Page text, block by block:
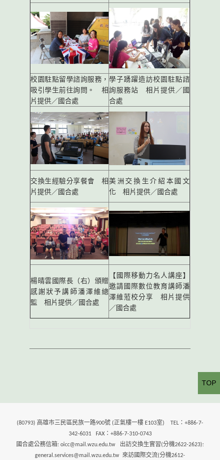
校園駐點留學諮詢服務，
吸引學生前往詢問。 相
片提供／國合處
學子踴躍造訪校園駐點諮
詢服務站 相片提供／國
合處
交換生經驗分享餐會 相
片提供／國合處
美洲交換生介紹本國文
化 相片提供／國合處
楊晴雲國際長（右）頒贈
感謝狀予講師潘澤維總
監 相片提供／國合處
【國際移動力名人講座】
邀請國際數位教育講師潘
澤維蒞校分享 相片提供
／國合處
(80793) 高雄市三民區民族一路900號 (正氣樓一樓 E103室) TEL：+886-7-
342-6031 FAX：+886-7-310-0743
國合處公務信箱: oicc@mail.wzu.edu.tw 出訪交換生實習(分機2622-2623):
general.services@mail.wzu.edu.tw 來訪國際交流(分機2612-
TOP